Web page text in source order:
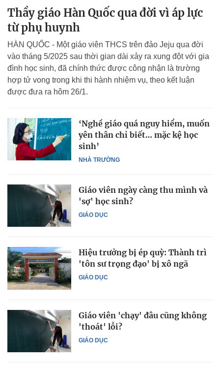
Thầy giáo Hàn Quốc qua đời vì áp lực
từ phụ huynh
HÀN QUỐC - Một giáo viên THCS trên đảo Jeju qua đời
vào tháng 5/2025 sau thời gian dài xảy ra xung đột với gia
đình học sinh, đã chính thức được công nhận là trường
hợp tử vong trong khi thi hành nhiệm vụ, theo kết luận
được đưa ra hôm 26/1.
NHÀ TRƯỜNG
‘Nghề giáo quá nguy hiểm, muốn
yên thân chỉ biết… mặc kệ học
sinh’
GIÁO DỤC
Giáo viên ngày càng thu mình và
'sợ' học sinh?
GIÁO DỤC
Hiệu trưởng bị ép quỳ: Thành trì
'tôn sư trọng đạo' bị xô ngã
GIÁO DỤC
Giáo viên 'chạy' đâu cũng không
'thoát' lỗi?